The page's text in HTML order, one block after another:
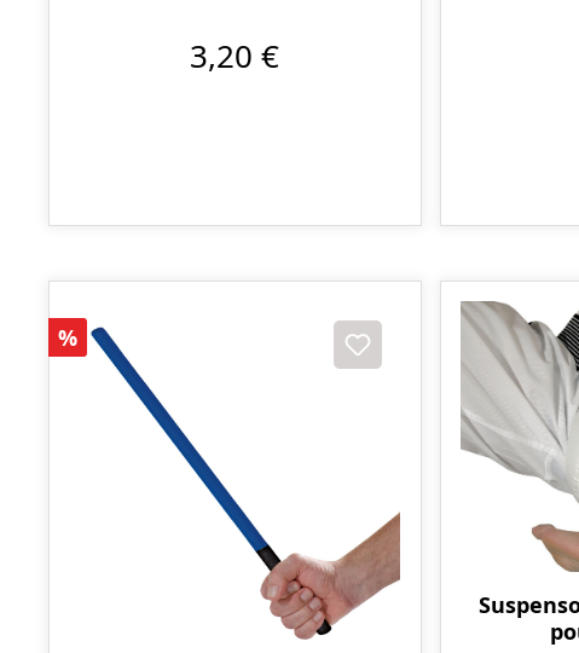
3,20 €
Réduction
%